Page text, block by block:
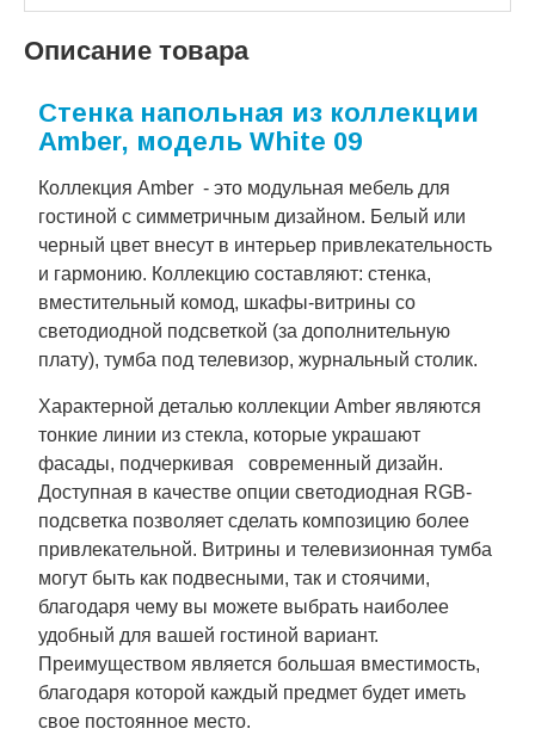
Описание товара
Стенка напольная из коллекции
Amber, модель White 09
Коллекция Amber - это модульная мебель для
гостиной с симметричным дизайном. Белый или
черный цвет внесут в интерьер привлекательность
и гармонию. Коллекцию составляют: стенка,
вместительный комод, шкафы-витрины со
светодиодной подсветкой (за дополнительную
плату), тумба под телевизор, журнальный столик.
Характерной деталью коллекции Amber являются
тонкие линии из стекла, которые украшают
фасады, подчеркивая современный дизайн.
Доступная в качестве опции светодиодная RGB-
подсветка позволяет сделать композицию более
привлекательной. Витрины и телевизионная тумба
могут быть как подвесными, так и стоячими,
благодаря чему вы можете выбрать наиболее
удобный для вашей гостиной вариант.
Преимуществом является большая вместимость,
благодаря которой каждый предмет будет иметь
свое постоянное место.